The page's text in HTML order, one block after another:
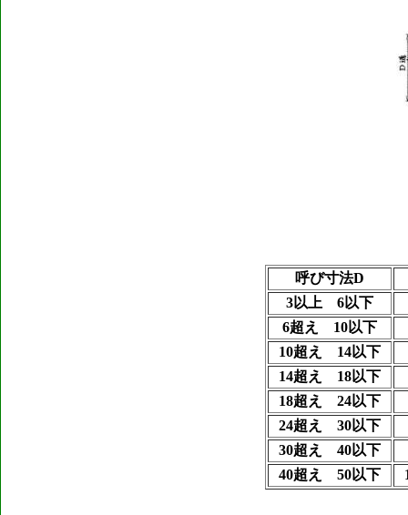
呼び寸法D
3以上 6以下
6超え 10以下
10超え 14以下
14超え 18以下
18超え 24以下
24超え 30以下
30超え 40以下
40超え 50以下